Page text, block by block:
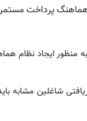
هماهنگ پرداخت
منظور ایجاد نظام
شاغلین مشابه
کند فلج می